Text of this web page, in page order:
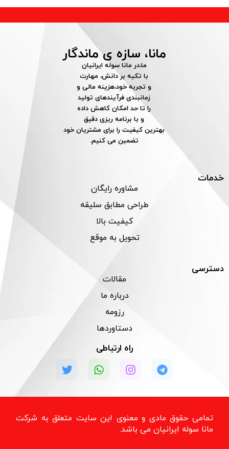
مانا، سازه ی ماندگار
ما،در مانا سوله ایرانیان
با تکیه بر دانش، مهارت
و تجربه خود،هزینه مالی و
زمانبندی فرآیندهای تولید
را تا حد امکان کاهش داده
و با برنامه ریزی دقیق
بهترین کیفیت را برای مشتریان خود
تضمین می کنیم.
خدمات
مشاوره رایگان
طراحی مطابق سلیقه
کیفیت بالا
تحویل به موقع
دسترسی
مقالات
درباره ما
رزومه
دستاوردها
راه ارتباطی
تمامی حقوق مادی و معنوی این سایت متعلق به شرکت
مانا سوله ایرانیان می باشد.